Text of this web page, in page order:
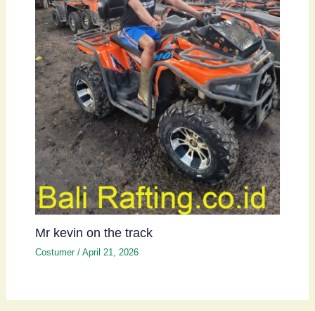
Mr kevin on the track
Costumer/ April 21, 2026